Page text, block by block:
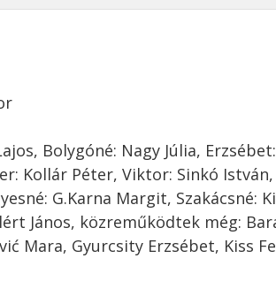
Bolygóné: Nagy Júlia,
Kollár Péter, Viktor: Sinkó
G.Karna Margit, Szakácsné:
János, közreműködtek még:
Mara, Gyurcsity Erzsébet, Kiss